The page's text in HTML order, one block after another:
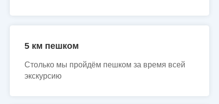
5 км пешком
Столько мы пройдём пешком за время всей
экскурсию